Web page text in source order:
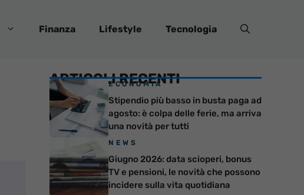
Finanza Lifestyle Tecnologia
ARTICOLI RECENTI
ECONOMIA
Stipendio più basso in busta paga ad
agosto: è colpa delle ferie, ma arriva
una novità per tutti
NEWS
Giugno 2026: data scioperi, bonus
TV e pensioni, le novità che possono
incidere sulla vita quotidiana